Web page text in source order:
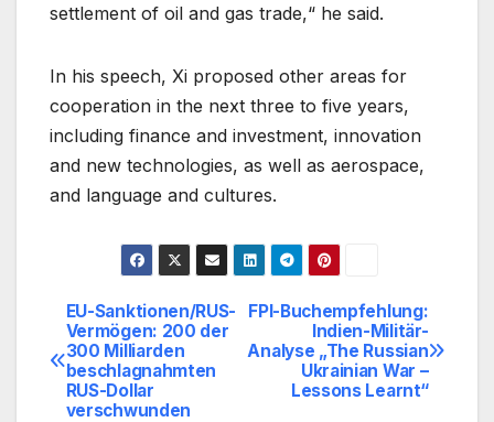
settlement of oil and gas trade,“ he said.
In his speech, Xi proposed other areas for
cooperation in the next three to five years,
including finance and investment, innovation
and new technologies, as well as aerospace,
and language and cultures.
Beitragsnavigation
FPI-Buchempfehlung:
Indien-Militär-
Analyse „The Russian
Ukrainian War –
Lessons Learnt“
EU-Sanktionen/RUS-
Vermögen: 200 der
300 Milliarden
beschlagnahmten
RUS-Dollar
verschwunden